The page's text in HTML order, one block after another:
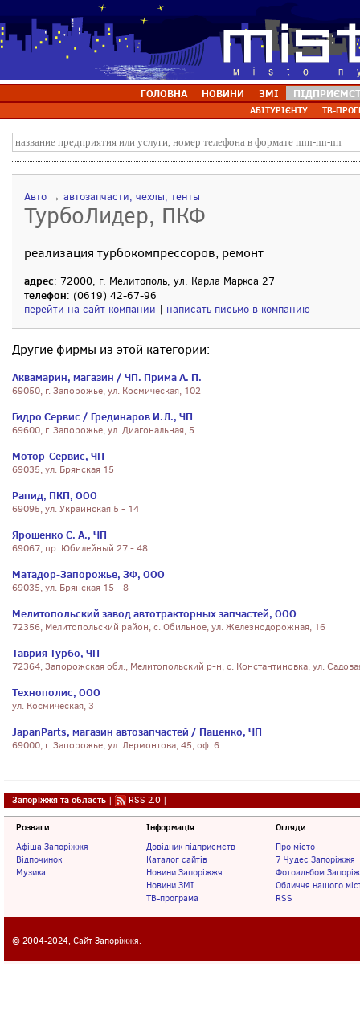
ГОЛОВНА НОВИНИ ЗМІ
АБІТУРІЄНТУ ТВ-
Авто → автозапчасти, чехлы, тенты
ТурбоЛидер, ПКФ
реализация турбокомпрессоров, ремонт
адрес: 72000, г. Мелитополь, ул. Карла Маркса 27
телефон: (0619) 42-67-96
перейти на сайт компании | написать письмо в компанию
Другие фирмы из этой категории:
Аквамарин, магазин / ЧП. Прима А. П.
69050, г. Запорожье, ул. Космическая, 102
Гидро Сервис / Грединаров И.Л., ЧП
69600, г. Запорожье, ул. Диагональная, 5
Мотор-Сервис, ЧП
69035, ул. Брянская 15
Рапид, ПКП, ООО
69095, ул. Украинская 5 - 14
Ярошенко С. А., ЧП
69067, пр. Юбилейный 27 - 48
Матадор-Запорожье, ЗФ, ООО
69035, ул. Брянская 15 - 8
Мелитопольский завод автотракторных запчастей, ООО
72356, Мелитопольский район, с. Обильное, ул. Железнодорожная, 16
Таврия Турбо, ЧП
72364, Запорожская обл., Мелитопольский р-н, с. Константиновка, ул.
Технополис, ООО
ул. Космическая, 3
JapanParts, магазин автозапчастей / Паценко, ЧП
69000, г. Запорожье, ул. Лермонтова, 45, оф. 6
Запоріжжя та область | RSS 2.0 |
Розваги
Афіша Запоріжжя
Відпочинок
Музика
Інформація
Довідник підприємств
Каталог сайтів
Новини Запоріжжя
Новини ЗМІ
ТВ-програма
Огляди
Про місто
7 Чудес Запоріжжя
Фотоальбом
Обличчя нашого
RSS
© 2004-2024, Сайт Запоріжжя.